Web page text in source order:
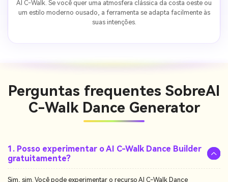
AI C-Walk. Se você quer uma atmosfera clássica da costa oeste ou
um estilo moderno ousado, a ferramenta se adapta facilmente às
suas intenções.
Perguntas frequentes SobreAI
C-Walk Dance Generator
1. Posso experimentar o AI C-Walk Dance Builder
gratuitamente?
Sim, sim. Você pode experimentar o recurso AI C-Walk Dance